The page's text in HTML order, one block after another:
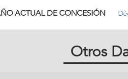
ACTUAL DE CONCESIÓN
Otros